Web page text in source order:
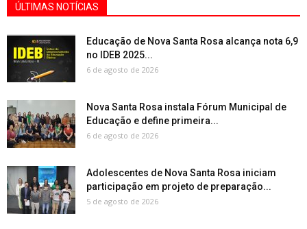
ÚLTIMAS NOTÍCIAS
Educação de Nova Santa Rosa alcança nota 6,9
no IDEB 2025...
6 de agosto de 2026
Nova Santa Rosa instala Fórum Municipal de
Educação e define primeira...
6 de agosto de 2026
Adolescentes de Nova Santa Rosa iniciam
participação em projeto de preparação...
5 de agosto de 2026